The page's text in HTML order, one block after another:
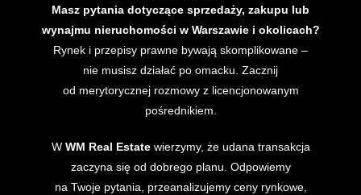
Masz pytania dotyczące sprzedaży, zakupu lub
wynajmu nieruchomości w Warszawie i okolicach?
Rynek i przepisy prawne bywają skomplikowane –
nie musisz działać po omacku. Zacznij
od merytorycznej rozmowy z licencjonowanym
pośrednikiem.
W WM Real Estatewierzymy, że udana transakcja
zaczyna się od dobrego planu. Odpowiemy
na Twoje pytania, przeanalizujemy ceny rynkowe,